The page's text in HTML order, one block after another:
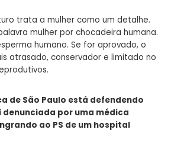
trata a mulher como um detalhe.
mulher por chocadeira humana.
humano. Se for aprovado, o
atrasado, conservador e limitado no
de São Paulo está defendendo
denunciada por uma médica
ao PS de um hospital